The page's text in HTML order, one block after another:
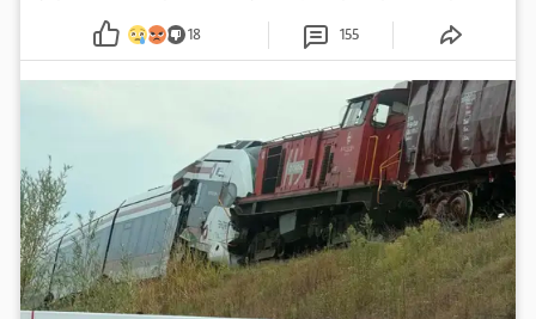
18 155